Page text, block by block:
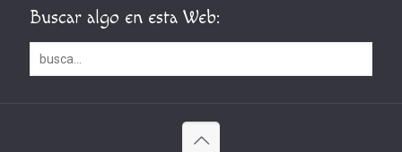
Buscar algo en esta Web: